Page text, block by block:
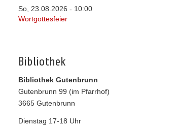
So, 23.08.2026 - 10:00
Wortgottesfeier
Bibliothek
Bibliothek Gutenbrunn
Gutenbrunn 99 (im Pfarrhof)
3665 Gutenbrunn
Dienstag 17-18 Uhr